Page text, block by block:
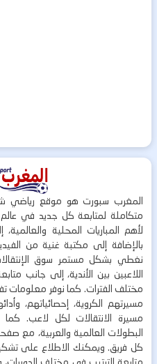
المغرب سبورت هو موقع رياضي
متكاملة لمتابعة كل جديد في
لأهم المباريات المحلية والعالمية،
بالإضافة إلى مكتبة غنية من
نغطي بشكل مستمر سوق
اللاعبين بين الأندية، إلى جانب
مختلف الفترات. كما نوفر معلومات
مسيرتهم الكروية، إحصائياتهم،
مسيرة الانتقالات لكل لاعب.
البطولات العالمية والعربية، مع
كل فريق. ويمكنك الاطلاع على